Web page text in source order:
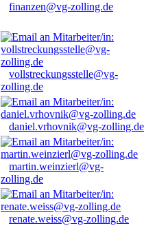
finanzen@vg-zolling.de
vollstreckungsstelle@vg-
zolling.de
daniel.vrhovnik@vg-zolling.de
martin.weinzierl@vg-
zolling.de
renate.weiss@vg-zolling.de